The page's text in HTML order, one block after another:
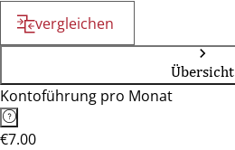
vergleichen
Übersicht
Kontoführung pro Monat
€7.00